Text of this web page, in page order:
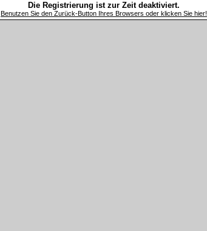
Die Registrierung ist zur Zeit deaktiviert.
Benutzen Sie den Zurück-Button Ihres Browsers oder klicken Sie hier!